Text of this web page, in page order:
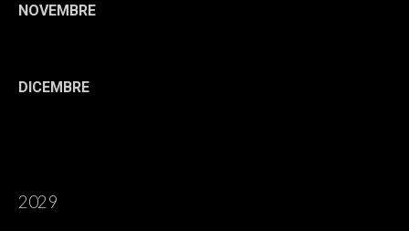
NOVEMBRE
DICEMBRE
2029